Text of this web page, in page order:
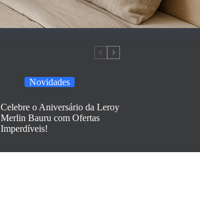
Novidades
Celebre o Aniversário da Leroy
Merlin Bauru com Ofertas
Imperdíveis!